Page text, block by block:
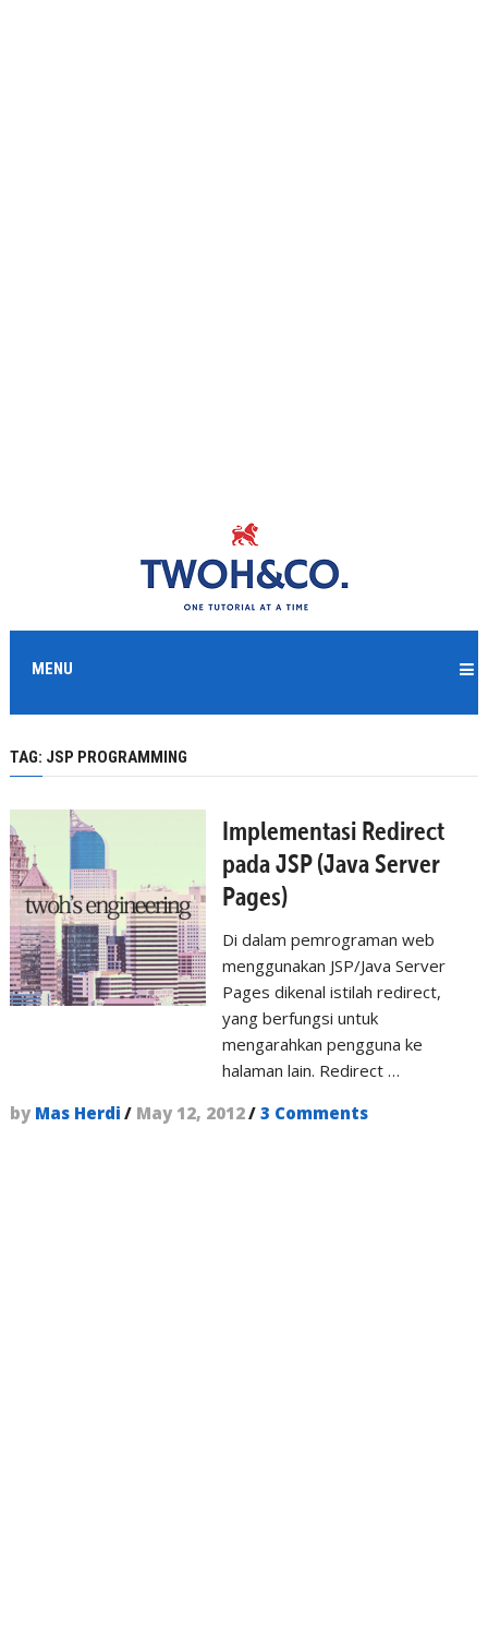
MENU
TAG: JSP PROGRAMMING
Implementasi Redirect
pada JSP (Java Server
Pages)
Di dalam pemrograman web
menggunakan JSP/Java Server
Pages dikenal istilah redirect,
yang berfungsi untuk
mengarahkan pengguna ke
halaman lain. Redirect …
by Mas Herdi / May 12, 2012/ 3 Comments